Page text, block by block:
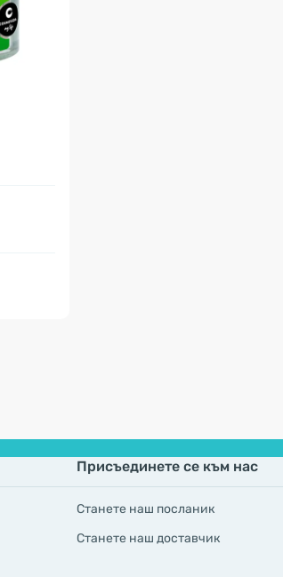
Присъединете се към нас
Станете наш посланик
Станете наш доставчик